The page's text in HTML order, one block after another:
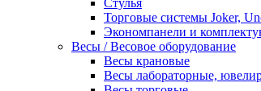
Стулья
Торговые системы Joker,
Экономпанели и
Весы / Весовое оборудование
Весы крановые
Весы лабораторные,